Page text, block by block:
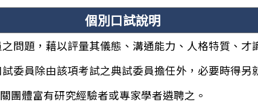
個別口試說明
問題，藉以評量其儀態、溝通能力、人格特質、才
委員除由該項考試之典試委員擔任外，必要時得
團體富有研究經驗者或專家學者遴聘之。